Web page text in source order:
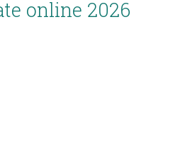
online 2026